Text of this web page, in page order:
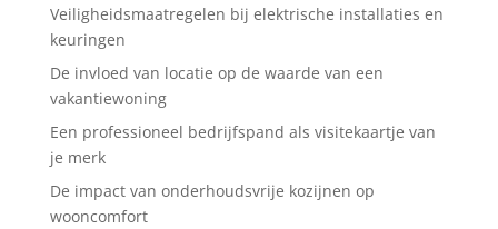
Veiligheidsmaatregelen bij elektrische installaties en
keuringen
De invloed van locatie op de waarde van een
vakantiewoning
Een professioneel bedrijfspand als visitekaartje van
je merk
De impact van onderhoudsvrije kozijnen op
wooncomfort